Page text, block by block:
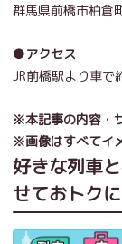
群馬県前橋市柏
●アクセス
JR前橋駅より車で
※本記事の内容・
※画像はすべてイ
好きな列車
せておトク